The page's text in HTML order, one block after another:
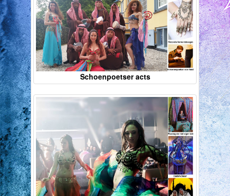
Schoenpoetser acts